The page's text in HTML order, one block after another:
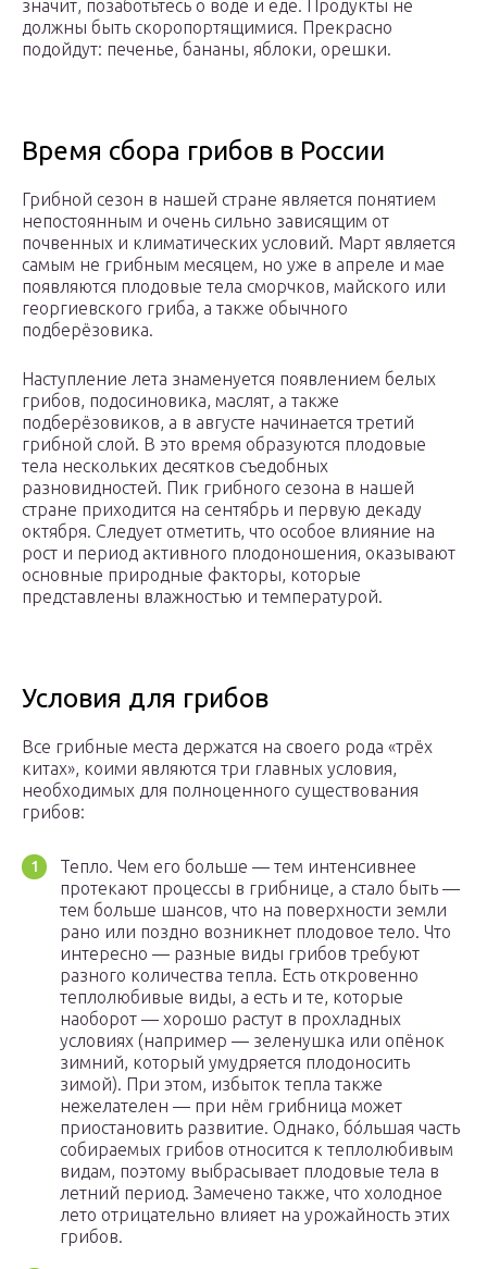
значит, позаботьтесь о воде и еде. Продукты не
должны быть скоропортящимися. Прекрасно
подойдут: печенье, бананы, яблоки, орешки.
Время сбора грибов в России
Грибной сезон в нашей стране является понятием
непостоянным и очень сильно зависящим от
почвенных и климатических условий. Март является
самым не грибным месяцем, но уже в апреле и мае
появляются плодовые тела сморчков, майского или
георгиевского гриба, а также обычного
подберёзовика.
Наступление лета знаменуется появлением белых
грибов, подосиновика, маслят, а также
подберёзовиков, а в августе начинается третий
грибной слой. В это время образуются плодовые
тела нескольких десятков съедобных
разновидностей. Пик грибного сезона в нашей
стране приходится на сентябрь и первую декаду
октября. Следует отметить, что особое влияние на
рост и период активного плодоношения, оказывают
основные природные факторы, которые
представлены влажностью и температурой.
Условия для грибов
Все грибные места держатся на своего рода «трёх
китах», коими являются три главных условия,
необходимых для полноценного существования
грибов:
Тепло. Чем его больше — тем интенсивнее
протекают процессы в грибнице, а стало быть —
тем больше шансов, что на поверхности земли
рано или поздно возникнет плодовое тело. Что
интересно — разные виды грибов требуют
разного количества тепла. Есть откровенно
теплолюбивые виды, а есть и те, которые
наоборот — хорошо растут в прохладных
условиях (например — зеленушка или опёнок
зимний, который умудряется плодоносить
зимой). При этом, избыток тепла также
нежелателен — при нём грибница может
приостановить развитие. Однако, бóльшая часть
собираемых грибов относится к теплолюбивым
видам, поэтому выбрасывает плодовые тела в
летний период. Замечено также, что холодное
лето отрицательно влияет на урожайность этих
грибов.